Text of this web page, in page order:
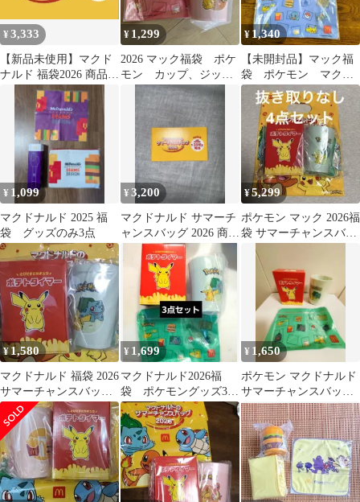
¥3,333
【新品未使用】マクド
ナルド 福袋2026 商品無
料券（10枚入り）
¥ 1,299
2026 マック福袋 ポケ
モン カップ、ジッパ
¥ 1,340
【未開封品】マック福
袋 ポケモン マクド
ナルドのサマーチャン
スバッグ2026
¥ 1,099
マクドナルド 2025 福
袋 グッズのみ3点
¥3,200
マクドナルド サマーチ
ャンスバッグ 2026 商品
無料券
¥5,299
ポケモン マック 2026福
袋 サマーチャンスバッ
グ マクドナルド 抜き取
りなし
¥ 1,580
マクドナルド 福袋 2026
サマーチャンスバッグ
ポケモン フシギダネ
¥ 1,699
マクドナルド2026福
袋 ポケモングッズ3点
セット
¥ 1,650
ポケモン マクドナルド
サマーチャンスバッグ
2026 福袋3点セット☆